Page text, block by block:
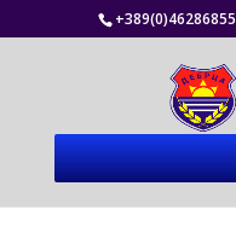
+389(0)46286855